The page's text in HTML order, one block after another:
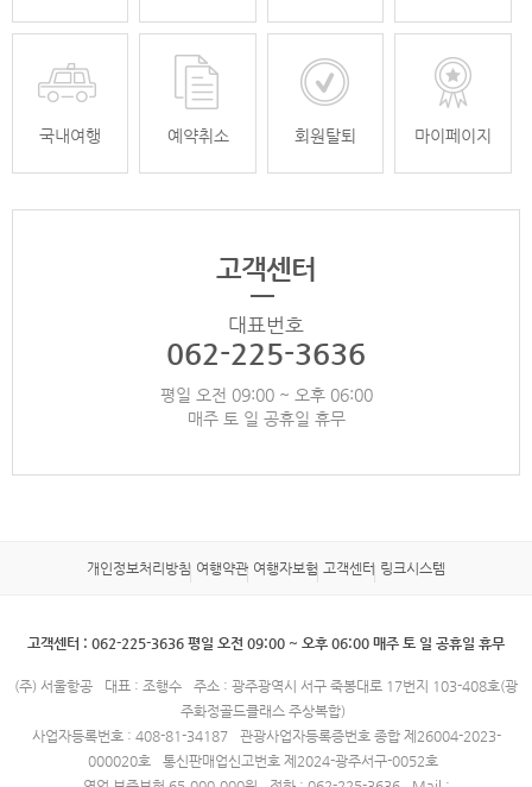
국내여행 예약취소 회원탈퇴 마이페이지
고객센터
대표번호
062-225-3636
평일 오전 09:00 ~ 오후 06:00
매주 토 일 공휴일 휴무
개인정보처리방침 여행약관 여행자보험 고객센터 링크시스템
고객센터 : 062-225-3636 평일 오전 09:00 ~ 오후 06:00 매주 토 일 공휴일 휴무
(주) 서울항공 대표 : 조행수
주소 : 광주광역시 서구 죽봉대로 17번지 103-408호(광
주화정골드클래스 주상복합)
사업자등록번호 : 408-81-34187
관광사업자등록증번호 종합 제26004-2023-
000020호
통신판매업신고번호 제2024-광주서구-0052호